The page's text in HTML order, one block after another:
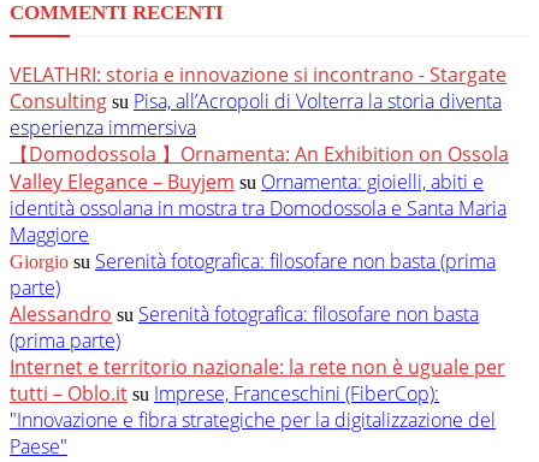
COMMENTI RECENTI
VELATHRI: storia e innovazione si incontrano - Stargate
Consulting su Pisa, all’Acropoli di Volterra la storia diventa
esperienza immersiva
【Domodossola 】Ornamenta: An Exhibition on Ossola
Valley Elegance – Buyjem su Ornamenta: gioielli, abiti e
identità ossolana in mostra tra Domodossola e Santa Maria
Maggiore
Giorgio su Serenità fotografica: filosofare non basta (prima
parte)
Alessandro su Serenità fotografica: filosofare non basta
(prima parte)
Internet e territorio nazionale: la rete non è uguale per
tutti – Oblo.it su Imprese, Franceschini (FiberCop):
"Innovazione e fibra strategiche per la digitalizzazione del
Paese"